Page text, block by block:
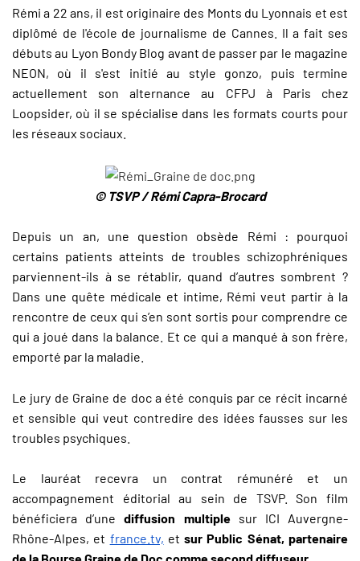
Rémi a 22 ans, il est originaire des Monts du Lyonnais et est
diplômé de l'école de journalisme de Cannes. Il a fait ses
débuts au Lyon Bondy Blog avant de passer par le magazine
NEON, où il s'est initié au style gonzo, puis termine
actuellement son alternance au CFPJ à Paris chez
Loopsider, où il se spécialise dans les formats courts pour
les réseaux sociaux.
© TSVP / Rémi Capra-Brocard
Depuis un an, une question obsède Rémi : pourquoi
certains patients atteints de troubles schizophréniques
parviennent-ils à se rétablir, quand d’autres sombrent ?
Dans une quête médicale et intime, Rémi veut partir à la
rencontre de ceux qui s’en sont sortis pour comprendre ce
qui a joué dans la balance. Et ce qui a manqué à son frère,
emporté par la maladie.
Le jury de Graine de doc a été conquis par ce récit incarné
et sensible qui veut contredire des idées fausses sur les
troubles psychiques.
Le lauréat recevra un contrat rémunéré et un
accompagnement éditorial au sein de TSVP. Son film
bénéficiera d’unediffusion multiplesur ICI Auvergne-
Rhône-Alpes, et france.tv, etsurPublic Sénat, partenaire